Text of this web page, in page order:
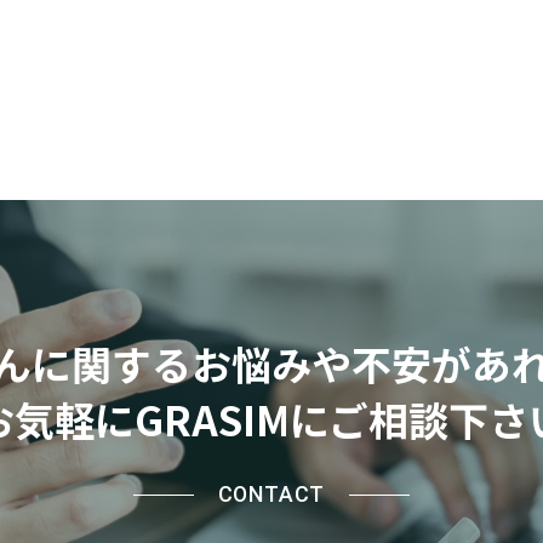
に関するお悩みや不安があ
気軽にGRASIMにご相談下さ
CONTACT